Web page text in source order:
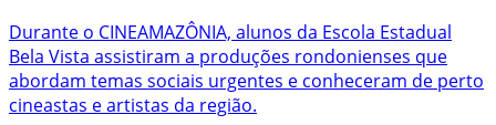
Durante o CINEAMAZÔNIA, alunos da Escola Estadual
Bela Vista assistiram a produções rondonienses que
abordam temas sociais urgentes e conheceram de perto
cineastas e artistas da região.